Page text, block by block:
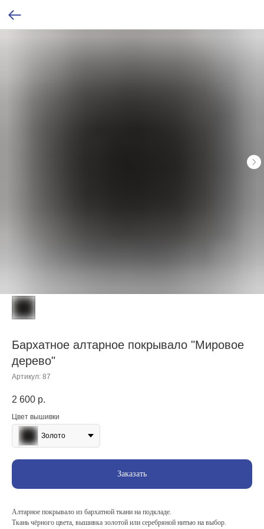
Бархатное алтарное покрывало "Мировое
дерево"
Артикул: 87
2 600 р.
Цвет вышивки
Золото
Заказать
Алтарное покрывало из бархатной ткани на подкладе.
Ткань чёрного цвета, вышивка золотой или серебряной нитью на выбор.